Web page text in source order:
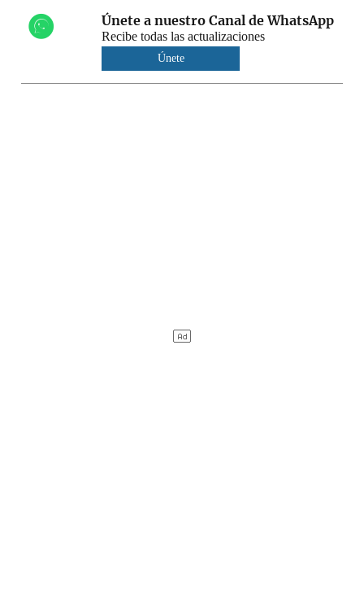
Únete a nuestro Canal de WhatsApp
Recibe todas las actualizaciones
Únete